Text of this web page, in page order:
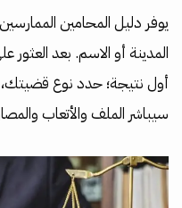
يوفر دليل المحامين
المدينة أو الاسم. بعد العثور
أول نتيجة؛ حدد نوع
سيباشر الملف والأتعاب